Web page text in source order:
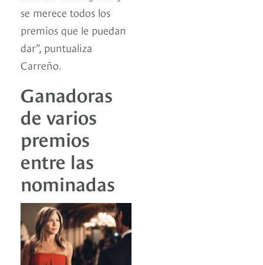
se merece todos los
premios que le puedan
dar”, puntualiza
Carreño.
Ganadoras
de varios
premios
entre las
nominadas